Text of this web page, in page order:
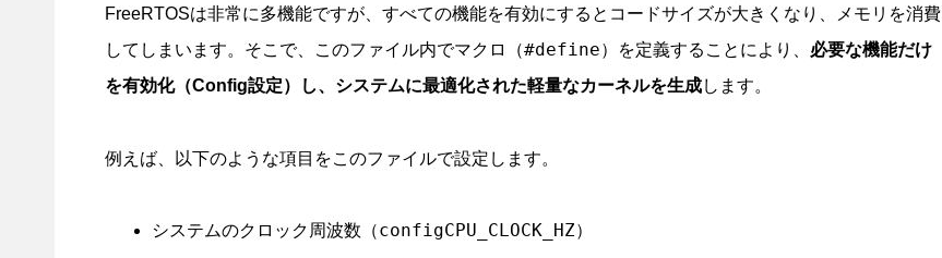
FreeRTOSは非常に多機能ですが、すべての機能を有効にするとコードサイズが大きくなり、メモリを消費
してしまいます。そこで、このファイル内でマクロ（#define）を定義することにより、 必要な機能だけ
を有効化（Config設定）し、システムに最適化された軽量なカーネルを生成します。
例えば、以下のような項目をこのファイルで設定します。
システムのクロック周波数（configCPU_CLOCK_HZ）